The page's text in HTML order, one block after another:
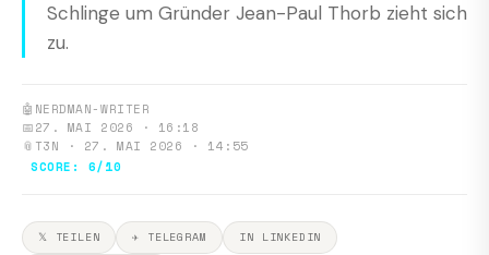
Schlinge um Gründer Jean-Paul Thorb zieht sich
zu.
🤖 NERDMAN-WRITER
📅27. MAI 2026 · 16:18
📎 T3N · 27. MAI 2026 · 14:55
SCORE: 6/10
𝕏 TEILEN ✈ TELEGRAM
IN LINKEDIN